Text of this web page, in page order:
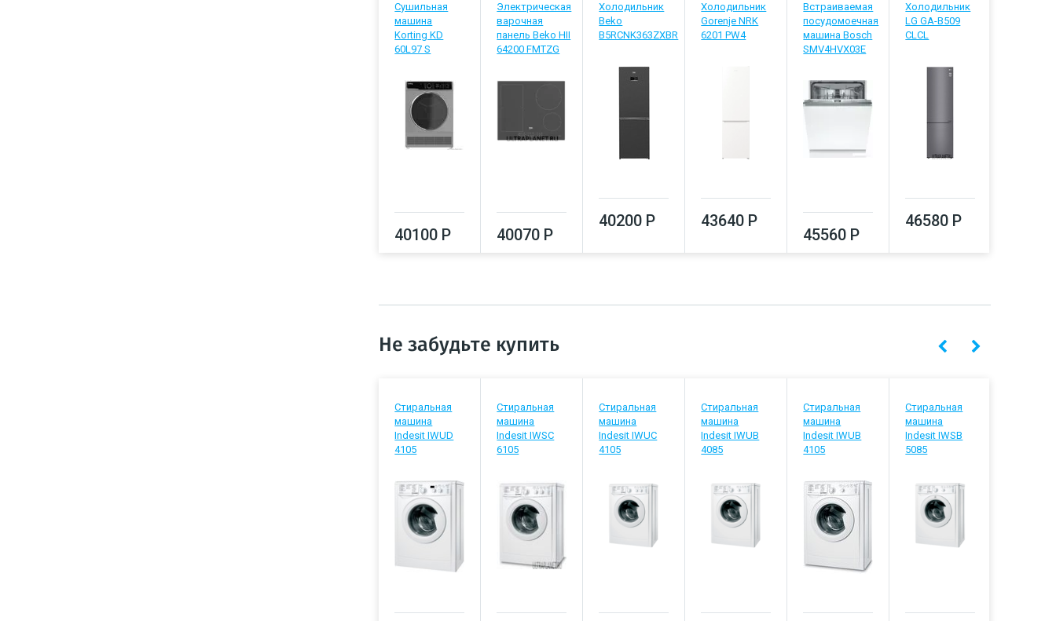
Сушильная
машина
Korting KD
60L97 S
40100 Р
Электрическая
варочная
панель Beko HII
64200 FMTZG
40070 Р
Холодильник
Beko
B5RCNK363ZXBR
40200 Р
Холодильник
Gorenje NRK
6201 PW4
43640 Р
Встраиваемая
посудомоечная
машина Bosch
SMV4HVX03E
45560 Р
Холодильник
LG GA-B509
CLCL
46580 Р
Не забудьте купить
Стиральная
машина
Indesit IWUD
4105
Стиральная
машина
Indesit IWSC
6105
Стиральная
машина
Indesit IWUC
4105
Стиральная
машина
Indesit IWUB
4085
Стиральная
машина
Indesit IWUB
4105
Стиральная
машина
Indesit IWSB
5085